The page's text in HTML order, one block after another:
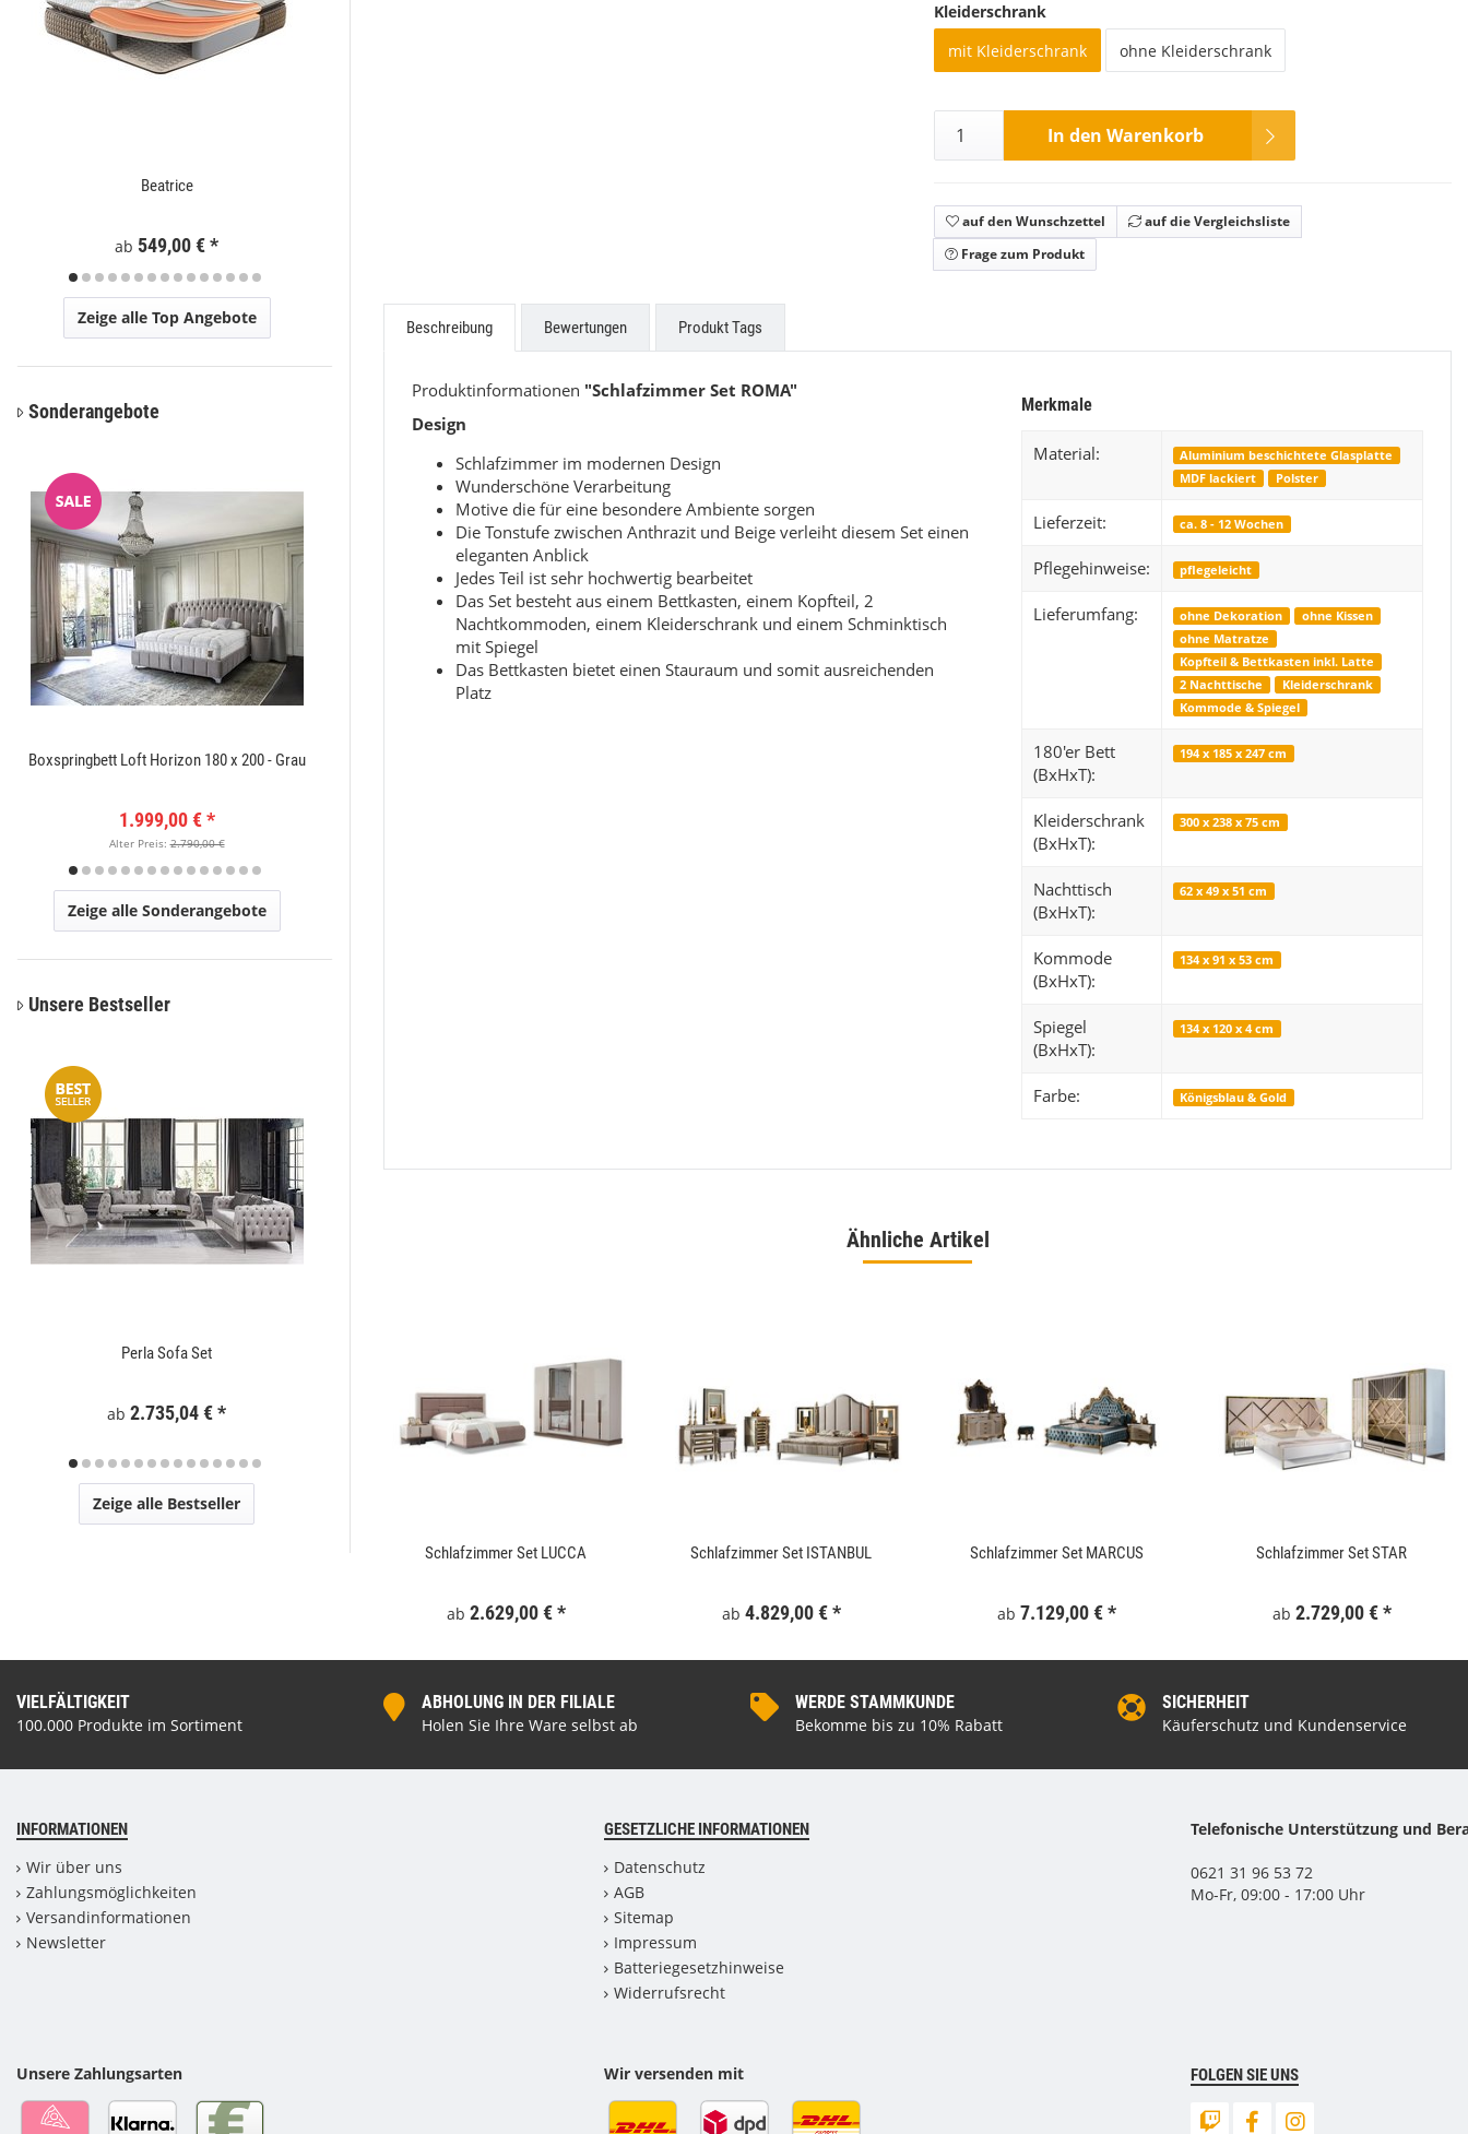
Kleiderschrank
mit Kleiderschrank
ohne Kleiderschrank
In den Warenkorb
auf den Wunschzettel
auf die Vergleichsliste
Frage zum Produkt
Beschreibung Bewertungen Produkt Tags
Produktinformationen "Schlafzimmer Set ROMA"
Design
Schlafzimmer im modernen Design
Wunderschöne Verarbeitung
Motive die für eine besondere Ambiente sorgen
Die Tonstufe zwischen Anthrazit und Beige verleiht diesem Set einen
eleganten Anblick
Jedes Teil ist sehr hochwertig bearbeitet
Das Set besteht aus einem Bettkasten, einem Kopfteil, 2
Nachtkommoden, einem Kleiderschrank und einem Schminktisch
mit Spiegel
Das Bettkasten bietet einen Stauraum und somit ausreichenden
Platz
Merkmale
Material:
Aluminium beschichtete Glasplatte
MDF lackiert
Polster
Lieferzeit: ca. 8 - 12 Wochen
Pflegehinweise: pflegeleicht
Lieferumfang: ohne Dekoration
ohne Kissen
ohne Matratze
Kopfteil & Bettkasten inkl. Latte
2 Nachttische
Kleiderschrank
Kommode & Spiegel
180'er Bett
(BxHxT):
194 x 185 x 247 cm
Kleiderschrank
(BxHxT):
300 x 238 x 75 cm
Nachttisch
(BxHxT):
62 x 49 x 51 cm
Kommode
(BxHxT):
134 x 91 x 53 cm
Spiegel
(BxHxT):
134 x 120 x 4 cm
Farbe: Königsblau & Gold
Ähnliche Artikel
Schlafzimmer Set LUCCA
ab 2.629,00 € *
Schlafzimmer Set ISTANBUL
ab 4.829,00 € *
Schlafzimmer Set MARCUS
ab 7.129,00 € *
Schlafzimmer Set STAR
ab 2.729,00 € *
Beatrice
ab 549,00 €* Preis auf Anfrage
Zeige alle Top Angebote
Sonderangebote
Boxspringbett Loft Horizon 180 x 200 - Grau
1.999,00 € *
Alter Preis:2.790,00 €
Snop
ab249,99 €*
Zeige alle Sonderangebote
Unsere Bestseller
Perla Sofa Set
ab 2.735,04 €* 295,99 € 34,99 € * 159,99 €
Zeige alle Bestseller
VIELFÄLTIGKEIT
100.000 Produkte im Sortiment
ABHOLUNG IN DER FILIALE
Holen Sie Ihre Ware selbst ab
WERDE STAMMKUNDE
Bekomme bis zu 10% Rabatt
SICHERHEIT
Käuferschutz und Kundenservice
INFORMATIONEN
Wir über uns
Zahlungsmöglichkeiten
Versandinformationen
Newsletter
GESETZLICHE INFORMATIONEN
Datenschutz
AGB
Sitemap
Impressum
Batteriegesetzhinweise
Widerrufsrecht
Telefonische Unterstützung und
0621 31 96 53 72
Mo-Fr, 09:00 - 17:00 Uhr
Unsere Zahlungsarten Wir versenden mit FOLGEN SIE UNS